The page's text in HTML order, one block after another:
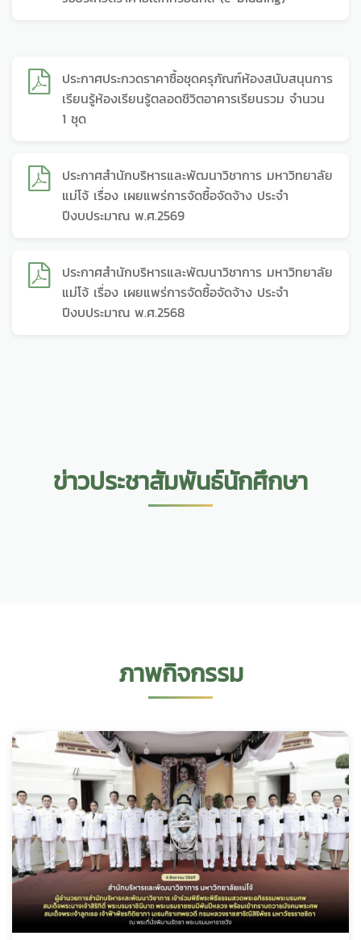
ประกาศประกวดราคาซื้อชุดครุภัณฑ์ห้องสนับสนุนการ
เรียนรู้ห้องเรียนรู้ตลอดชีวิตอาคารเรียนรวม จำนวน
1 ชุด
ประกาศสำนักบริหารและพัฒนาวิชาการ มหาวิทยาลัย
แม่โจ้ เรื่อง เผยแพร่การจัดซื้อจัดจ้าง ประจำ
ปีงบประมาณ พ.ศ.2569
ประกาศสำนักบริหารและพัฒนาวิชาการ มหาวิทยาลัย
แม่โจ้ เรื่อง เผยแพร่การจัดซื้อจัดจ้าง ประจำ
ปีงบประมาณ พ.ศ.2568
ข่าวประชาสัมพันธ์นักศึกษา
ภาพกิจกรรม